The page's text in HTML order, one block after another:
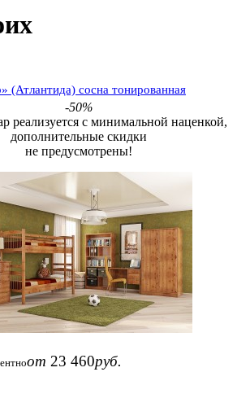
(Атлантида) сосна тонированная
-50%
реализуется с минимальной наценкой,
дополнительные скидки
не предусмотрены!
от 23 460руб.